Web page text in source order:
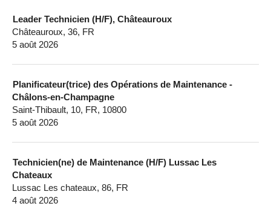
Leader Technicien (H/F), Châteauroux
Châteauroux, 36, FR
5 août 2026
Planificateur(trice) des Opérations de Maintenance -
Châlons-en-Champagne
Saint-Thibault, 10, FR, 10800
5 août 2026
Technicien(ne) de Maintenance (H/F) Lussac Les
Chateaux
Lussac Les chateaux, 86, FR
4 août 2026